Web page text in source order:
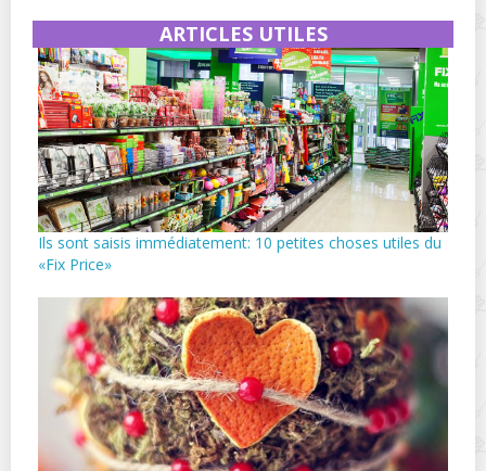
ARTICLES UTILES
Ils sont saisis immédiatement: 10 petites choses utiles du
«Fix Price»